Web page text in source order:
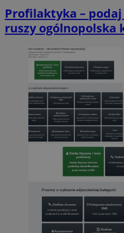
Profilaktyka –
ruszy ogólnopolska